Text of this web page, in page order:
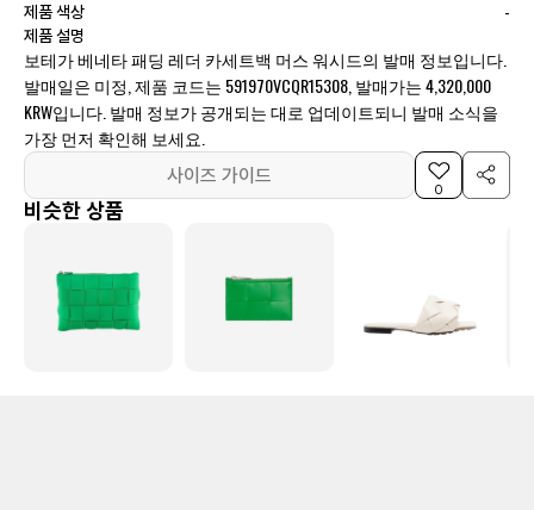
제품 색상 -
제품 설명
보테가 베네타 패딩 레더 카세트백 머스 워시드의 발매 정보입니다.
발매일은 미정, 제품 코드는 591970VCQR15308, 발매가는 4,320,000
KRW입니다. 발매 정보가 공개되는 대로 업데이트되니 발매 소식을
가장 먼저 확인해 보세요.
사이즈 가이드
0
비슷한 상품